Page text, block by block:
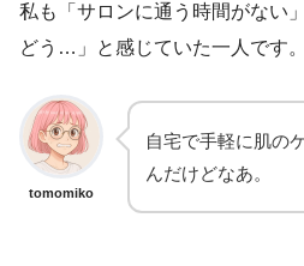
私も「サロンに通う時間がない
どう…」と感じていた一人です。
tomomiko
自宅で手軽に肌の
んだけどなあ。